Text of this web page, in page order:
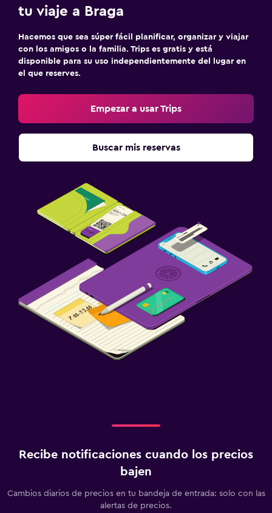
tu viaje a Braga
Hacemos que sea súper fácil planificar, organizar y viajar
con los amigos o la familia. Trips es gratis y está
disponible para su uso independientemente del lugar en
el que reserves.
Empezar a usar Trips
Buscar mis reservas
Recibe notificaciones cuando los precios
bajen
Cambios diarios de precios en tu bandeja de entrada: solo con las
alertas de precios.